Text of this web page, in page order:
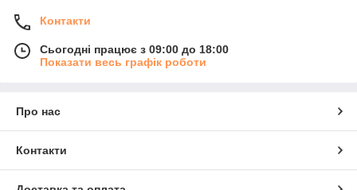
Контакти
Сьогодні працює з 09:00 до 18:00
Показати весь графік роботи
Про нас
Контакти